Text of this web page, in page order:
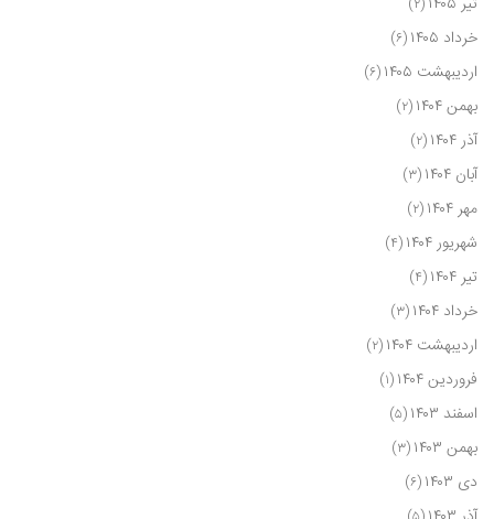
خرداد ۱۴۰۵ (۶)
اردیبهشت ۱۴۰۵ (۶)
بهمن ۱۴۰۴ (۲)
آذر ۱۴۰۴ (۲)
آبان ۱۴۰۴ (۳)
مهر ۱۴۰۴ (۲)
شهریور ۱۴۰۴ (۴)
تیر ۱۴۰۴ (۴)
خرداد ۱۴۰۴ (۳)
اردیبهشت ۱۴۰۴ (۲)
فروردین ۱۴۰۴ (۱)
اسفند ۱۴۰۳ (۵)
بهمن ۱۴۰۳ (۳)
دی ۱۴۰۳ (۶)